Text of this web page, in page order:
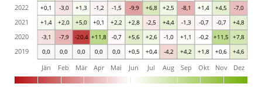
0,0 0,0 0,0 0,0 0,0 +0,5 +0,4 -4,2 +4,2 +1,8 +0,6 +4,6
-3,1 -7,9 -20,4 +11,8 -0,7 +5,6 +2,6 -1,0 +1,1 -0,2 +11,5 +7,8
+1,4 +2,0 +5,0 +0,1 +2,2 +2,8 -2,5 +4,4 -1,3 -0,7 -0,7 +4,8
+0,1 -3,0 +1,3 -1,2 -1,5 -9,9 +6,8 +2,5 -8,1 +1,4 +4,5 -7,0
Jän Feb Mär Apr Mai Jun Jul Aug Sep Okt Nov Dez
2019
2020
2021
2022